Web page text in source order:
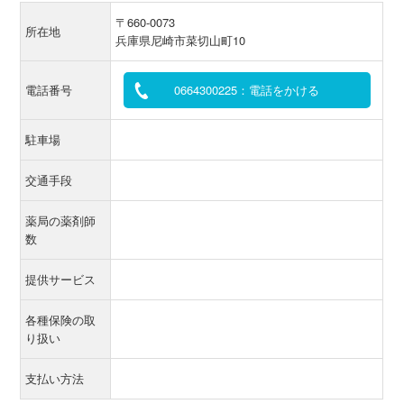
所在地
〒660-0073
兵庫県尼崎市菜切山町10
電話番号 0664300225：電話をかける
駐車場
交通手段
薬局の薬剤師
数
提供サービス
各種保険の取
り扱い
支払い方法